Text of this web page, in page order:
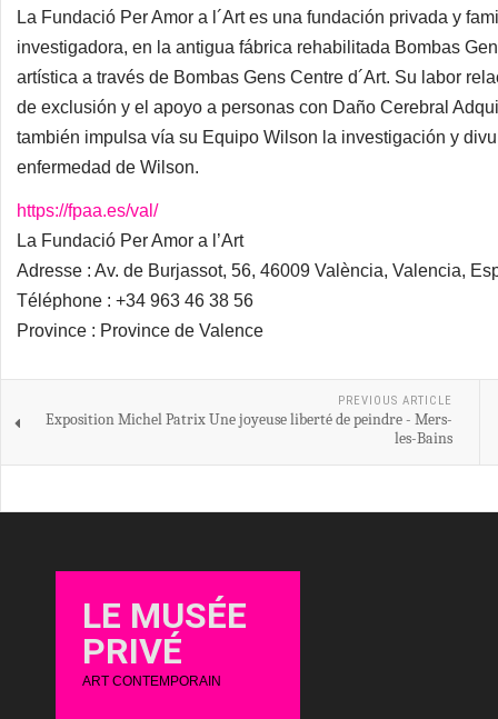
La Fundació Per Amor a l´Art es una fundación privada y
investigadora, en la antigua fábrica rehabilitada Bombas
artística a través de Bombas Gens Centre d´Art. Su labor
de exclusión y el apoyo a personas con Daño Cerebral
también impulsa vía su Equipo Wilson la investigación y
enfermedad de Wilson.
https://fpaa.es/val/
La Fundació Per Amor a l’Art
Adresse : Av. de Burjassot, 56, 46009 València, Valencia,
Téléphone : +34 963 46 38 56
Province : Province de Valence
PREVIOUS ARTICLE
Exposition Michel Patrix Une joyeuse liberté de peindre - Mers-
les-Bains
LE MUSÉE
PRIVÉ
ART CONTEMPORAIN